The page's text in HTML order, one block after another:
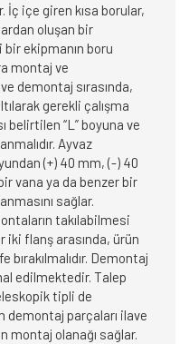
İç içe giren kısa borular,
oluşan bir
bir ekipmanın boru
montaj ve
demontaj sırasında,
gerekli çalışma
belirtilen “L” boyuna ve
Ayvaz
(+) 40 mm, (-) 40
vana ya da benzer bir
sağlar.
takılabilmesi
iki flanş arasında, ürün
Demontaj
edilmektedir. Talep
tipli de
parçaları ilave
olanağı sağlar.